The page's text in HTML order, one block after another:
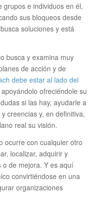
grupos e individuos en él,
sus bloqueos desde
soluciones y está
busca y examina muy
de acción y de
debe estar al lado del
apoyándolo ofreciéndole su
si las hay, ayudarle a
creencias y, en definitiva,
real su visión.
ocurre con cualquier otro
localizar, adquirir y
de mejora. Y es aquí
convirtiéndose en una
organizaciones